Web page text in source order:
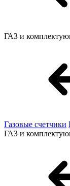
ГАЗ и
Газовые счетчики
ГАЗ и